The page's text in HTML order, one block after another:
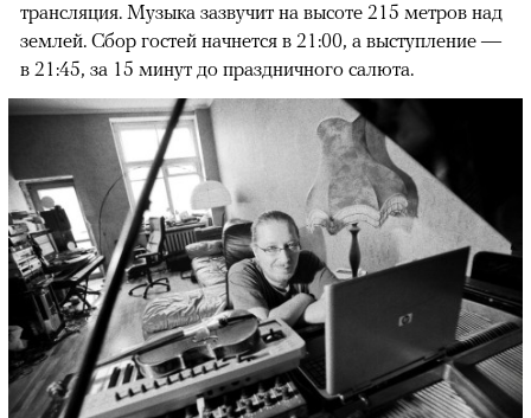
трансляция. Музыка зазвучит на высоте 215 метров над
землей. Сбор гостей начнется в 21:00, а выступление —
в 21:45, за 15 минут до праздничного салюта.